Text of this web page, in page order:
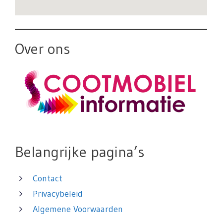
Over ons
Belangrijke pagina’s
Contact
Privacybeleid
Algemene Voorwaarden